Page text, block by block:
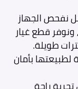
نفحص الجهاز
قطع غيار
طويلة.
لطبيعتها بأمان